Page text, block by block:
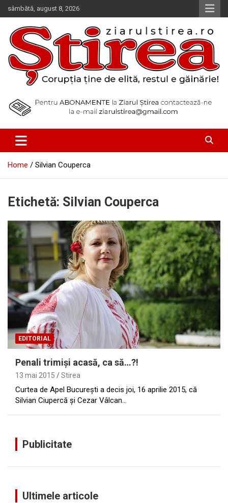
Skip
to
content
sâmbătă, august 8, 2026
Ziarul Știrea
Home Silvian Couperca
Etichetă: Silvian Couperca
EDITORIAL
Penali trimişi acasă, ca să…?!
13 mai 2015 Stirea
Curtea de Apel Bucureşti a decis joi, 16 aprilie 2015, că
Silvian Ciupercă şi Cezar Vâlcan…
Publicitate
Ultimele articole